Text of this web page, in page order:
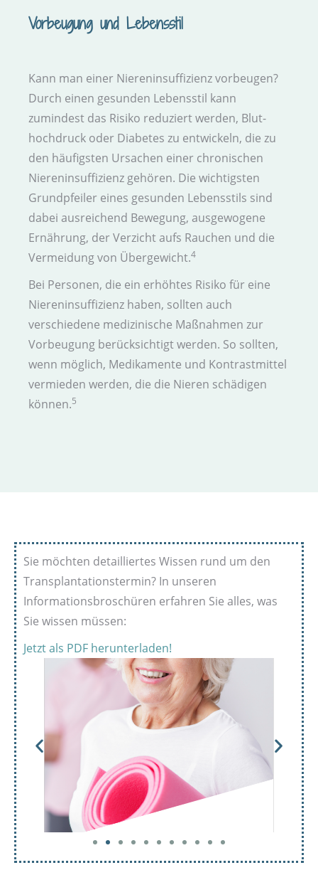
Vorbeugung und Lebens­stil
Kann man einer Nieren­insuffizienz vorbeugen?
Durch einen gesunden Lebens­stil kann
zumindest das Risiko reduziert werden, Blut­
hochdruck oder Diabetes zu entwickeln, die zu
den häufigsten Ursachen einer chronischen
Nieren­insuffizienz gehören. Die wichtigsten
Grund­pfeiler eines gesunden Lebens­stils sind
dabei ausreichend Bewegung, ausgewogene
Ernährung, der Verzicht aufs Rauchen und die
Vermeidung von Übergewicht.4
Bei Personen, die ein erhöhtes Risiko für eine
Nieren­insuffizienz haben, sollten auch
verschiedene medizinische Maßnahmen zur
Vorbeugung berücksichtigt werden. So sollten,
wenn möglich, Medikamente und Kontrast­mittel
vermieden werden, die die Nieren schädigen
können.5
Sie möchten detailliertes Wissen rund um den
Transplantationstermin? In unseren
Informationsbroschüren erfahren Sie alles, was
Sie wissen müssen:
Jetzt als PDF herunterladen!